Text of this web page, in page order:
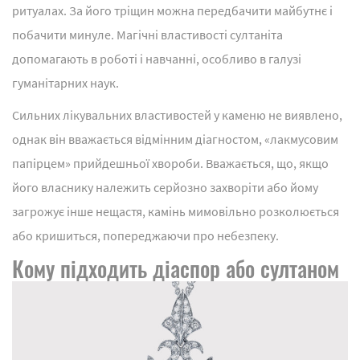
ритуалах. За його тріщин можна передбачити майбутнє і
побачити минуле. Магічні властивості султаніта
допомагають в роботі і навчанні, особливо в галузі
гуманітарних наук.
Сильних лікувальних властивостей у каменю не виявлено,
однак він вважається відмінним діагностом, «лакмусовим
папірцем» прийдешньої хвороби. Вважається, що, якщо
його власнику належить серйозно захворіти або йому
загрожує інше нещастя, камінь мимовільно розколюється
або кришиться, попереджаючи про небезпеку.
Кому підходить діаспор або султаном